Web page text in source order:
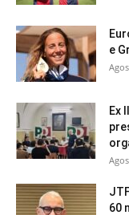
e
Ex
60